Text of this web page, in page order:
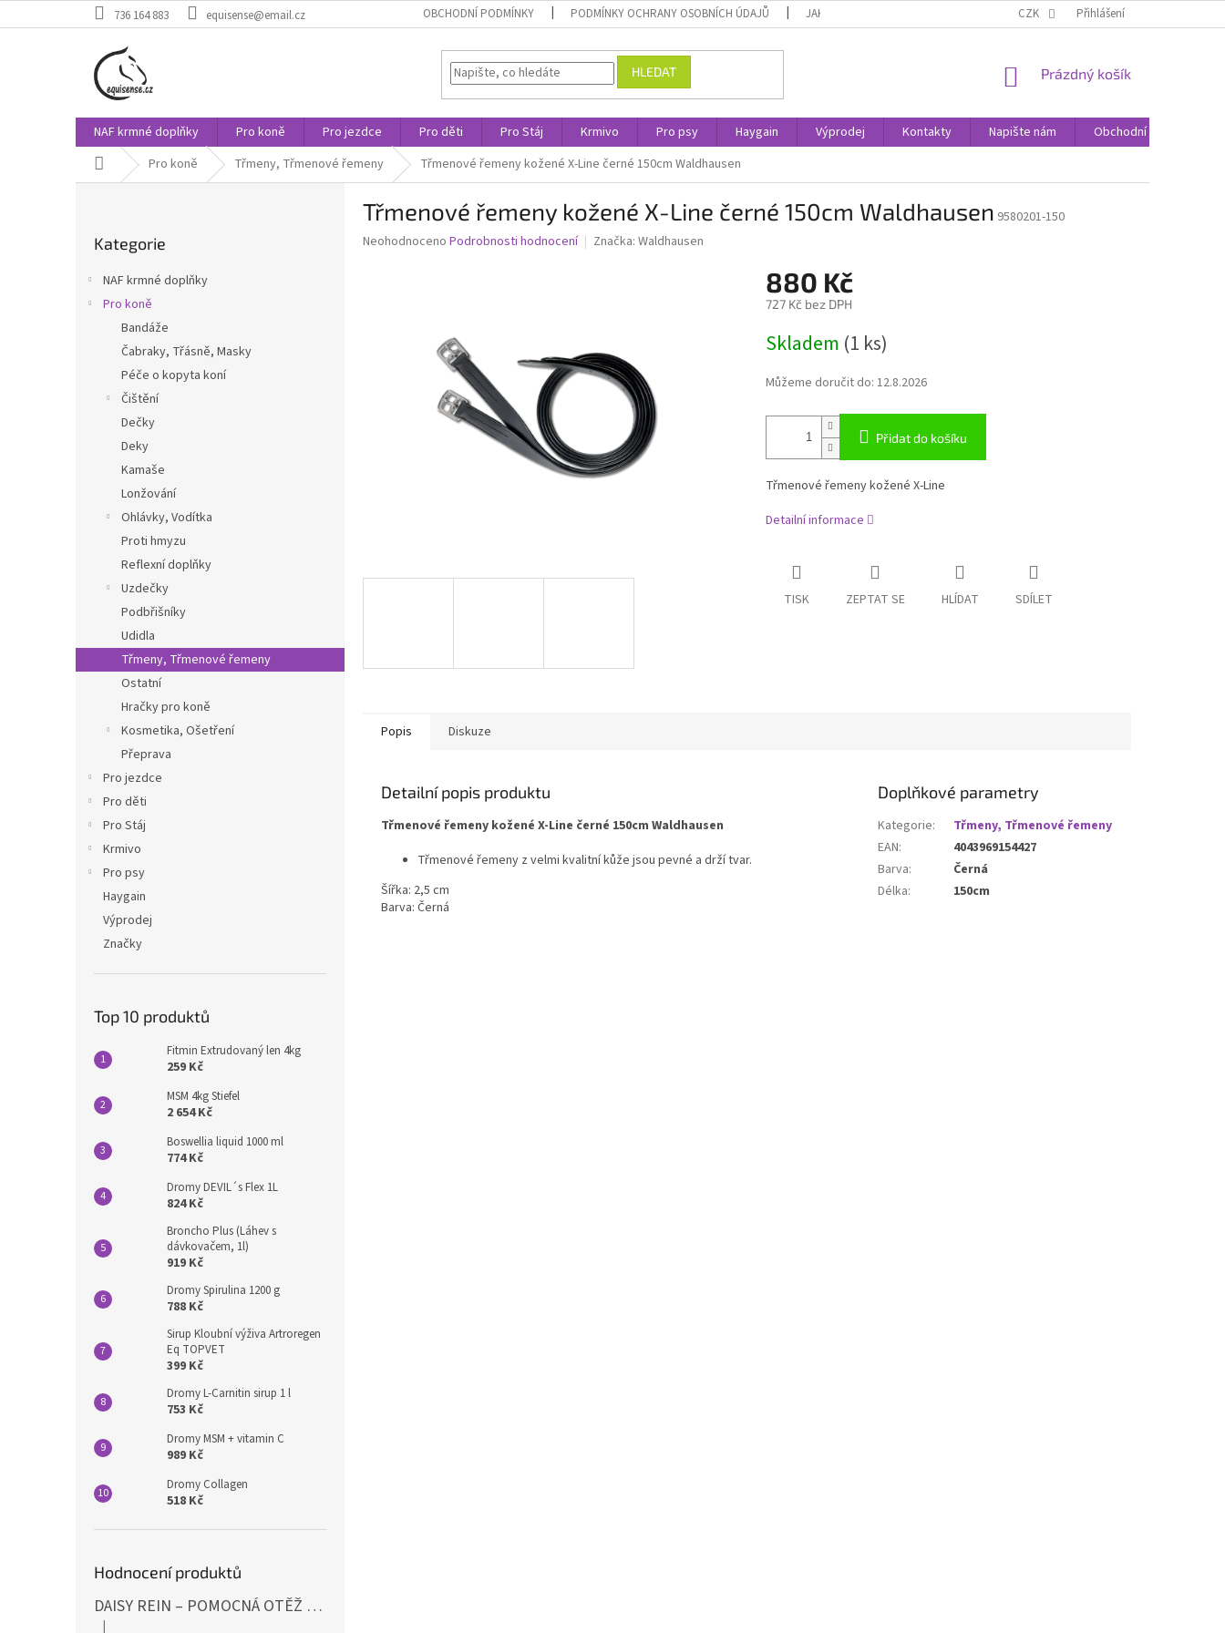
na
736 164 883 equisense@email.cz OBCHODNÍ PODMÍNKY PODMÍNKY OCHRANY OSOBNÍCH ÚDAJŮ JAK NAKUPOVAT CZK Přihlášení
HLEDAT
NÁKUPNÍ
Prázdný košík
NAF krmné doplňky Pro koně Pro jezdce Pro děti Pro Stáj Krmivo Pro psy Haygain Výprodej Kontakty Napište nám
Obchodní podmínky
Domů Pro koně Třmeny, Třmenové řemeny Třmenové řemeny kožené X-Line černé 150cm Waldhausen
kategorie
Kategorie
NAF krmné doplňky
Pro koně
Bandáže
Čabraky, Třásně, Masky
Péče o kopyta koní
Čištění
Dečky
Deky
Kamaše
Lonžování
Ohlávky, Vodítka
Proti hmyzu
Reflexní doplňky
Uzdečky
Podbřišníky
Udidla
Třmeny, Třmenové řemeny
Ostatní
Hračky pro koně
Kosmetika, Ošetření
Přeprava
Pro jezdce
Pro děti
Pro Stáj
Krmivo
Pro psy
Haygain
Výprodej
Značky
Top 10 produktů
Fitmin Extrudovaný len 4kg
259 Kč
MSM 4kg Stiefel
2 654 Kč
Boswellia liquid 1000 ml
774 Kč
Dromy DEVIL´s Flex 1L
824 Kč
Broncho Plus (Láhev s
dávkovačem, 1l)
919 Kč
Dromy Spirulina 1200 g
788 Kč
Sirup Kloubní výživa Artroregen
Eq TOPVET
399 Kč
Dromy L-Carnitin sirup 1 l
753 Kč
Dromy MSM + vitamin C
989 Kč
Dromy Collagen
518 Kč
Hodnocení produktů
DAISY REIN – POMOCNÁ OTĚŽ PROTI STAHOVÁNÍ HLAVY DOLŮ ČERNÁ SHIRES
|
Třmenové řemeny kožené X-Line černé 150cm Waldhausen 9580201-150
Průměrné
Neohodnoceno Podrobnosti hodnocení Značka: Waldhausen
880 Kč
727 Kč bez DPH
cena:
Skladem (1 ks)
Můžeme doručit do: 12.8.2026
Přidat do košíku
Třmenové řemeny kožené X-Line
Detailní informace
TISK ZEPTAT SE HLÍDAT SDÍLET
Popis Diskuze
Detailní popis produktu
Třmenové řemeny kožené X-Line černé 150cm Waldhausen
Třmenové řemeny z velmi kvalitní kůže jsou pevné a drží tvar.
Šířka: 2,5 cm
Barva: Černá
Doplňkové parametry
Kategorie:
Třmeny, Třmenové řemeny
EAN:
4043969154427
Barva:
Černá
Délka: 150cm